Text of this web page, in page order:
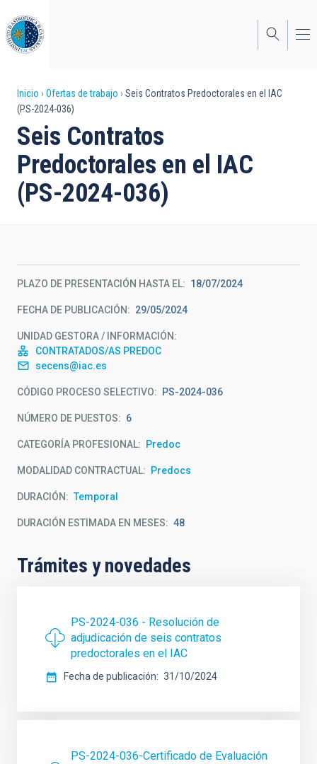
al
contenido
principal
Sobrescribir
enlaces
de
ayuda
a
Inicio Ofertas de trabajo
Seis Contratos Predoctorales en el IAC
(PS-2024-036)
Seis Contratos
Predoctorales en el IAC
(PS-2024-036)
PLAZO DE PRESENTACIÓN HASTA EL 18/07/2024
FECHA DE PUBLICACIÓN 29/05/2024
UNIDAD GESTORA / INFORMACIÓN
CONTRATADOS/AS PREDOC
secens@iac.es
CÓDIGO PROCESO SELECTIVO PS-2024-036
NÚMERO DE PUESTOS 6
CATEGORÍA PROFESIONAL Predoc
MODALIDAD CONTRACTUAL Predocs
DURACIÓN Temporal
DURACIÓN ESTIMADA EN MESES 48
Trámites y novedades
PS-2024-036 - Resolución de
adjudicación de seis contratos
predoctorales en el IAC
Fecha de publicación 31/10/2024
PS-2024-036-Certificado de Evaluación